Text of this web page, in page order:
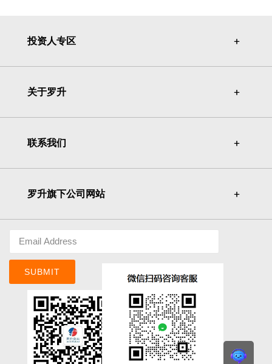
投资人专区 ＋
＋
关于罗升 ＋
＋
联系我们 ＋
＋
罗升旗下公司网站 ＋
＋
SUBMIT